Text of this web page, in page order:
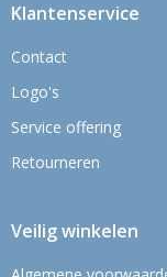
Klantenservice
Contact
Logo's
Service offering
Retourneren
Veilig winkelen